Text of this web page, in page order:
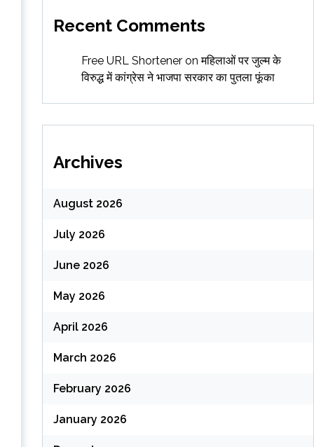
Recent Comments
Free URL Shorteneronमहिलाओं पर जुल्म के
विरुद्ध में कांग्रेस ने भाजपा सरकार का पुतला फूंका
Archives
August 2026
July 2026
June 2026
May 2026
April 2026
March 2026
February 2026
January 2026